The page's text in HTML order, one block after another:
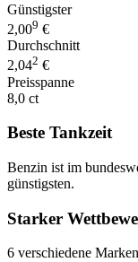
Günstigster
2,009 €
Durchschnitt
2,042 €
Preisspanne
8,0 ct
Beste Tankzeit
Benzin ist im
günstigsten.
Starker
6 verschiedene